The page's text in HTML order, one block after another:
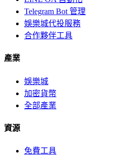
Telegram Bot 管理
娛樂城代投服務
合作夥伴工具
產業
娛樂城
加密貨幣
全部產業
資源
免費工具